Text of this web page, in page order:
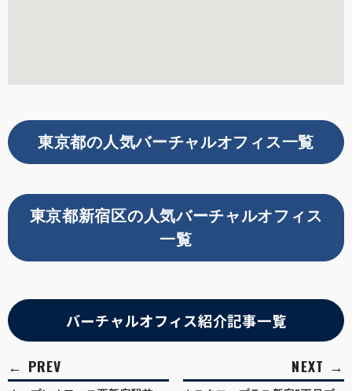
東京都の人気バーチャルオフィス一覧
東京都新宿区の人気バーチャルオフィス
一覧
バーチャルオフィス紹介記事一覧